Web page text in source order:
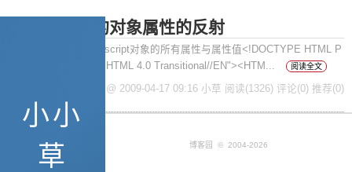
小小
草
JavaScript的对象属性的反射
摘要： 取得某个Javascript对象的所有属性与属性值<!DOCTYPE HTML P
UBLIC "-//W3C//DTD HTML 4.0 Transitional//EN"><HTM...
阅读全文
posted @ 2009-04-17 09:16 小草 阅读(1326) 评论(0) 推荐(0)
博客园 © 2004-2026